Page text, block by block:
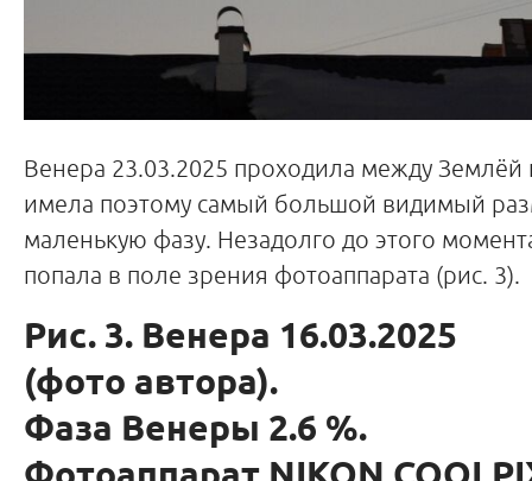
Венера 23.03.2025 проходила между
имела поэтому самый большой видимый
маленькую фазу. Незадолго до этого
попала в поле зрения фотоаппарата (рис. 3).
Рис. 3. Венера 16.03.2025
(фото автора).
Фаза Венеры 2.6 %.